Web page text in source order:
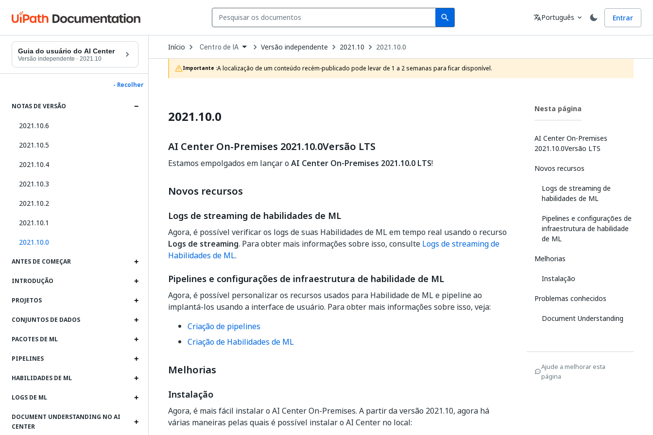
search
Search Idioma
translatePortuguês expand_more Entrar
Guia do usuário do AI Center
Versão independente · 2021.10
- Recolher
NOTAS DE VERSÃO
2021.10.6
2021.10.5
2021.10.4
2021.10.3
2021.10.2
2021.10.1
2021.10.0
ANTES DE COMEÇAR
INTRODUÇÃO
PROJETOS
CONJUNTOS DE DADOS
PACOTES DE ML
PIPELINES
HABILIDADES DE ML
LOGS DE ML
DOCUMENT UNDERSTANDING NO AI
CENTER
Início Open
Dropdown
to
choose
product
Centro de IA Versão independente 2021.10 2021.10.0
Importante :A localização de um conteúdo recém-publicado pode levar de 1 a 2 semanas para ficar disponível.
2021.10.0
AI Center On-Premises 2021.10.0Versão LTS
Estamos empolgados em lançar o AI Center On-Premises 2021.10.0 LTS!
Novos recursos
Logs de streaming de habilidades de ML
Agora, é possível verificar os logs de suas Habilidades de ML em tempo real usando o recurso
Logs de streaming. Para obter mais informações sobre isso, consulte Logs de streaming de
Habilidades de ML.
Pipelines e configurações de infraestrutura de habilidade de ML
Agora, é possível personalizar os recursos usados para Habilidade de ML e pipeline ao
implantá-los usando a interface de usuário. Para obter mais informações sobre isso, veja:
Criação de pipelines
Criação de Habilidades de ML
Melhorias
Instalação
Agora, é mais fácil instalar o AI Center On-Premises. A partir da versão 2021.10, agora há
várias maneiras pelas quais é possível instalar o AI Center no local:
Nesta página
AI Center On-Premises
2021.10.0Versão LTS
Novos recursos
Logs de streaming de
habilidades de ML
Pipelines e configurações de
infraestrutura de habilidade
de ML
Melhorias
Instalação
Problemas conhecidos
Document Understanding
Ajude a melhorar esta
página